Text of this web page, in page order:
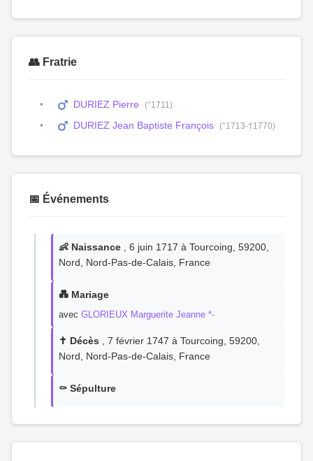
👥 Fratrie
DURIEZ Pierre (°1711)
DURIEZ Jean Baptiste François (°1713-†1770)
📅 Événements
👶 Naissance , 6 juin 1717 à Tourcoing, 59200,
Nord, Nord-Pas-de-Calais, France
💑 Mariage
avec GLORIEUX Marguerite Jeanne *-
✝️ Décès , 7 février 1747 à Tourcoing, 59200,
Nord, Nord-Pas-de-Calais, France
⚰️ Sépulture